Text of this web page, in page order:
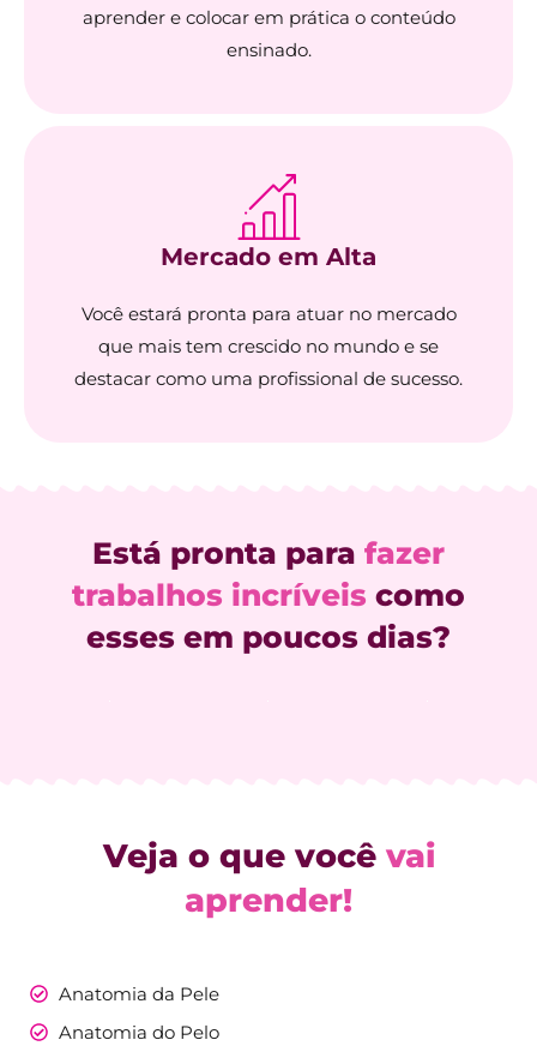
aprender e colocar em prática o conteúdo
ensinado.
Mercado em Alta​
Você estará pronta para atuar no mercado
que mais tem crescido no mundo e se
destacar como uma profissional de sucesso.
Está pronta para fazer
trabalhos incríveis como
esses em poucos dias?
Veja o que você vai
aprender!
Anatomia da Pele
Anatomia do Pelo